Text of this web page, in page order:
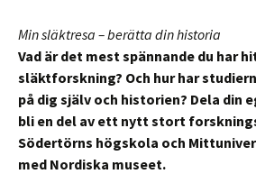
Min släktresa – berätta din historia
Vad är det mest spännande du har
släktforskning? Och hur har
på dig själv och historien? Dela din
bli en del av ett nytt stort
Södertörns högskola och
med Nordiska museet.